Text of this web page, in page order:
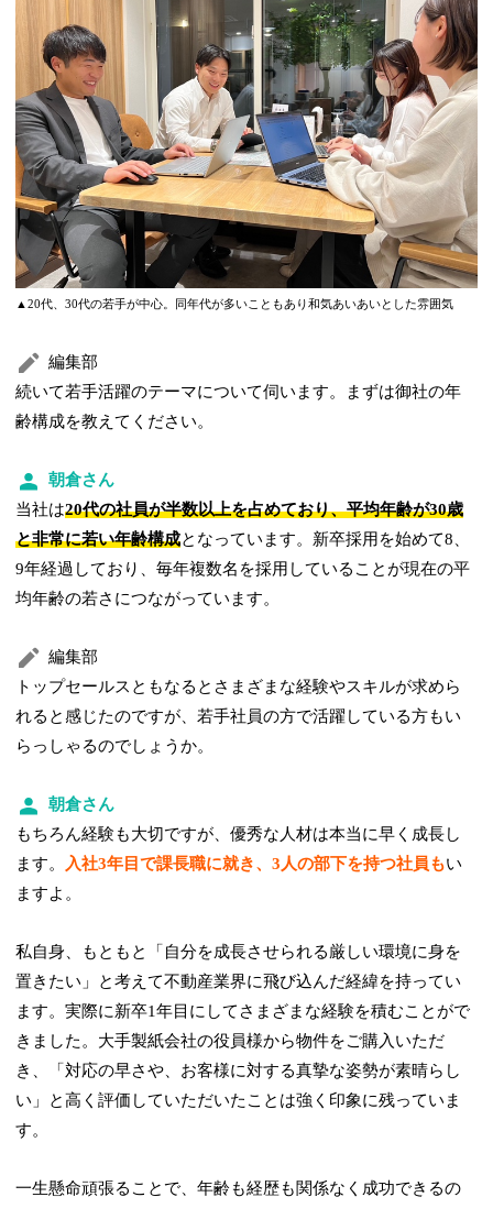
▲20代、30代の若手が中心。同年代が多いこともあり和気あいあいとした雰囲気
編集部
続いて若手活躍のテーマについて伺います。まずは御社の年
齢構成を教えてください。
朝倉さん
当社は20代の社員が半数以上を占めており、平均年齢が30歳
と非常に若い年齢構成となっています。新卒採用を始めて8、
9年経過しており、毎年複数名を採用していることが現在の平
均年齢の若さにつながっています。
編集部
トップセールスともなるとさまざまな経験やスキルが求めら
れると感じたのですが、若手社員の方で活躍している方もい
らっしゃるのでしょうか。
朝倉さん
もちろん経験も大切ですが、優秀な人材は本当に早く成長し
ます。
入社3年目で課長職に就き、3人の部下を持つ社員もい
ますよ。
私自身、もともと「自分を成長させられる厳しい環境に身を
置きたい」と考えて不動産業界に飛び込んだ経緯を持ってい
ます。実際に新卒1年目にしてさまざまな経験を積むことがで
きました。大手製紙会社の役員様から物件をご購入いただ
き、「対応の早さや、お客様に対する真摯な姿勢が素晴らし
い」と高く評価していただいたことは強く印象に残っていま
す。
一生懸命頑張ることで、年齢も経歴も関係なく成功できるの